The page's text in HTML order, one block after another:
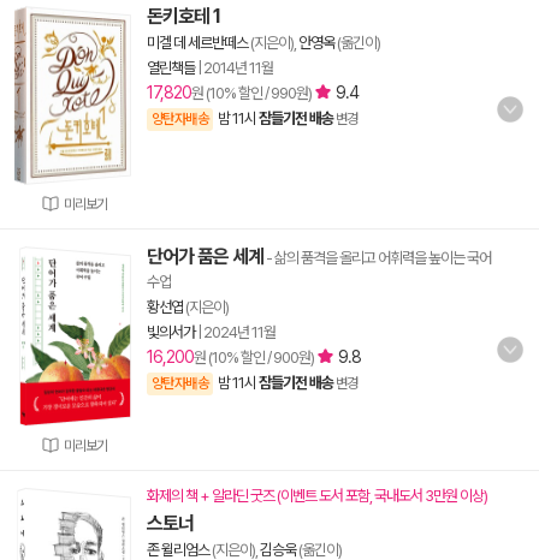
미리보기
돈키호테 1
미겔 데 세르반떼스(지은이), 안영옥(옮긴이)
열린책들| 2014년 11월
17,820원 (10% 할인 / 990원) 9.4
양탄자배송 밤 11시 잠들기전 배송 변경
미리보기
단어가 품은 세계 - 삶의 품격을 올리고 어휘력을 높이는 국어
수업
황선엽 (지은이)
빛의서가| 2024년 11월
16,200원 (10% 할인 / 900원) 9.8
양탄자배송 밤 11시 잠들기전 배송 변경
화제의 책 + 알라딘 굿즈 (이벤트 도서 포함, 국내도서 3만원 이상)
스토너
존 윌리엄스(지은이), 김승욱(옮긴이)